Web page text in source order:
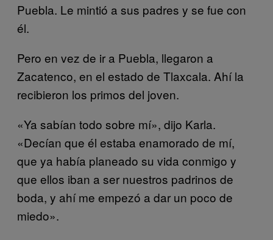
Puebla. Le mintió a sus padres y se fue con
él.
Pero en vez de ir a Puebla, llegaron a
Zacatenco, en el estado de Tlaxcala. Ahí la
recibieron los primos del joven.
«Ya sabían todo sobre mí», dijo Karla.
«Decían que él estaba enamorado de mí,
que ya había planeado su vida conmigo y
que ellos iban a ser nuestros padrinos de
boda, y ahí me empezó a dar un poco de
miedo».